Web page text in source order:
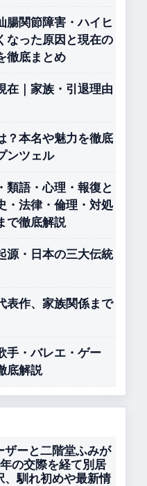
腸関節障害・ハイヒ
なった原因と現在の
徹底まとめ
在｜家族・引退理由
？本名や魅力を徹底
ンツェル
類語・心理・報復と
・法律・倫理・対処
で徹底解説
源・日本の三大伝統
表作、家族関係まで
手・バレエ・ゲー
底解説
ザーと二階堂ふみが
の交際を経て別居
、馴れ初めや最新情